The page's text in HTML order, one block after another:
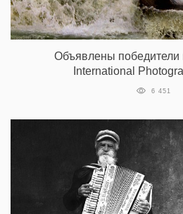
Объявлены победители
International
6 451